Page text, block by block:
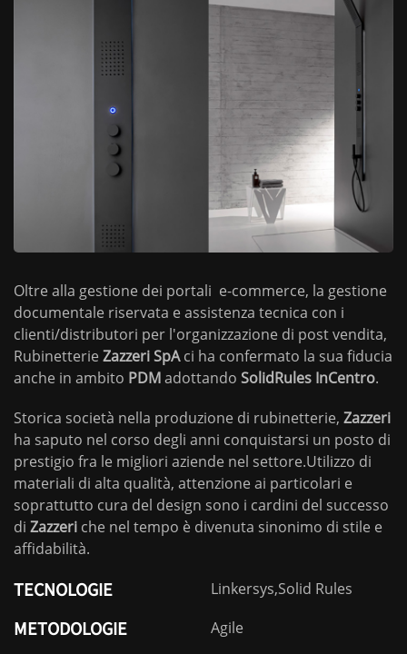
Oltre alla gestione dei portali e-commerce, la gestione
documentale riservata e assistenza tecnica con i
clienti/distributori per l'organizzazione di post vendita,
Rubinetterie ZazzeriSpAci ha confermato la sua fiducia
anche in ambito PDMadottando SolidRules InCentro.
Storica società nella produzione di rubinetterie, Zazzeri
ha saputo nel corso degli anni conquistarsi un posto di
prestigio fra le migliori aziende nel settore.Utilizzo di
materiali di alta qualità, attenzione ai particolari e
soprattutto cura del design sono i cardini del successo
di Zazzeri che nel tempo è divenuta sinonimo di stile e
affidabilità.
TECNOLOGIE Linkersys,Solid Rules
METODOLOGIE Agile